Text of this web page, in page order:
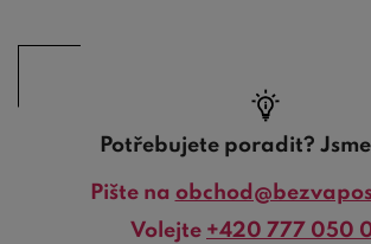
Potřebujete poradit?
Pište na
Volejte +420 777 050